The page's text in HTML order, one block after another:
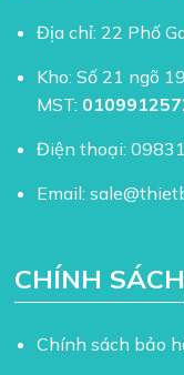
Địa chỉ: 22 Phố
Kho: Số 21 ngõ
MST:
Điện thoại:
Email:
CHÍNH SÁCH
Chính sách bảo